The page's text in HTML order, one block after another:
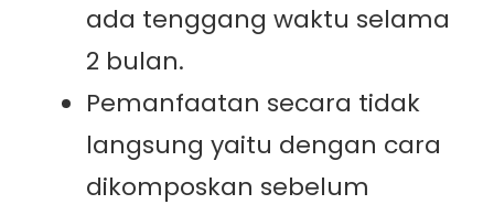
ada tenggang waktu selama
2 bulan.
Pemanfaatan secara tidak
langsung yaitu dengan cara
dikomposkan sebelum